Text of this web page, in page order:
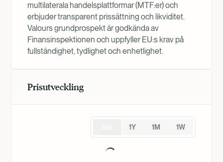
multilaterala handelsplattformar (MTF:er) och
erbjuder transparent prissättning och likviditet.
Valours grundprospekt är godkända av
Finansinspektionen och uppfyller EU:s krav på
fullständighet, tydlighet och enhetlighet.
Prisutveckling
1Y 1M 1W